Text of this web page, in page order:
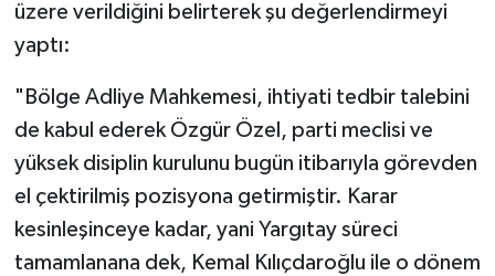
üzere verildiğini belirterek şu değerlendirmeyi
yaptı:
"Bölge Adliye Mahkemesi, ihtiyati tedbir talebini
de kabul ederek Özgür Özel, parti meclisi ve
yüksek disiplin kurulunu bugün itibarıyla görevden
el çektirilmiş pozisyona getirmiştir. Karar
kesinleşinceye kadar, yani Yargıtay süreci
tamamlanana dek, Kemal Kılıçdaroğlu ile o dönem